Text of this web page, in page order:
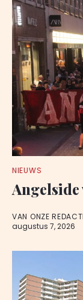
NIEUWS
VAN ONZE
augustus 7, 2026